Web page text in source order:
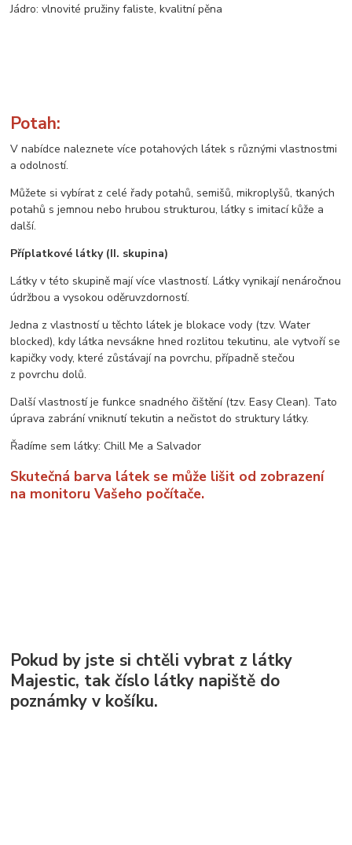
Jádro: vlnovité pružiny faliste, kvalitní pěna
Potah:
V nabídce naleznete více potahových látek s různými vlastnostmi
a odolností.
Můžete si vybírat z celé řady potahů, semišů, mikroplyšů, tkaných
potahů s jemnou nebo hrubou strukturou, látky s imitací kůže a
další.
Příplatkové látky (II. skupina)
Látky v této skupině mají více vlastností. Látky vynikají nenáročnou
údržbou a vysokou oděruvzdorností.
Jedna z vlastností u těchto látek je blokace vody (tzv. Water
blocked), kdy látka nevsákne hned rozlitou tekutinu, ale vytvoří se
kapičky vody, které zůstávají na povrchu, případně stečou
z povrchu dolů.
Další vlastností je funkce snadného čištění (tzv. Easy Clean). Tato
úprava zabrání vniknutí tekutin a nečistot do struktury látky.
Řadíme sem látky: Chill Me a Salvador
Skutečná barva látek se může lišit od zobrazení
na monitoru Vašeho počítače.
Pokud by jste si chtěli vybrat z látky
Majestic, tak číslo látky napiště do
poznámky v košíku.